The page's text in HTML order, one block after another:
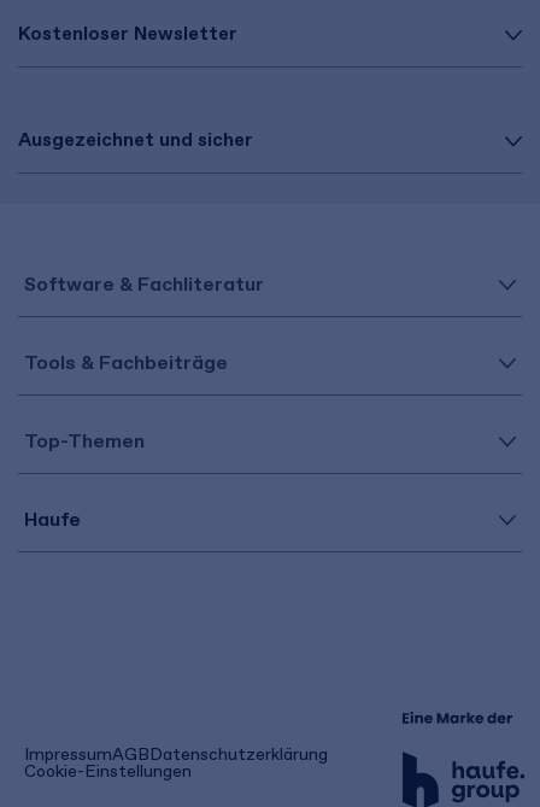
Kostenloser Newsletter
Ausgezeichnet und sicher
Software & Fachliteratur
Tools & Fachbeiträge
Top-Themen
Haufe
ImpressumAGB(öffnet
in
einem
Datenschutzerklärung
Cookie-Einstellungen